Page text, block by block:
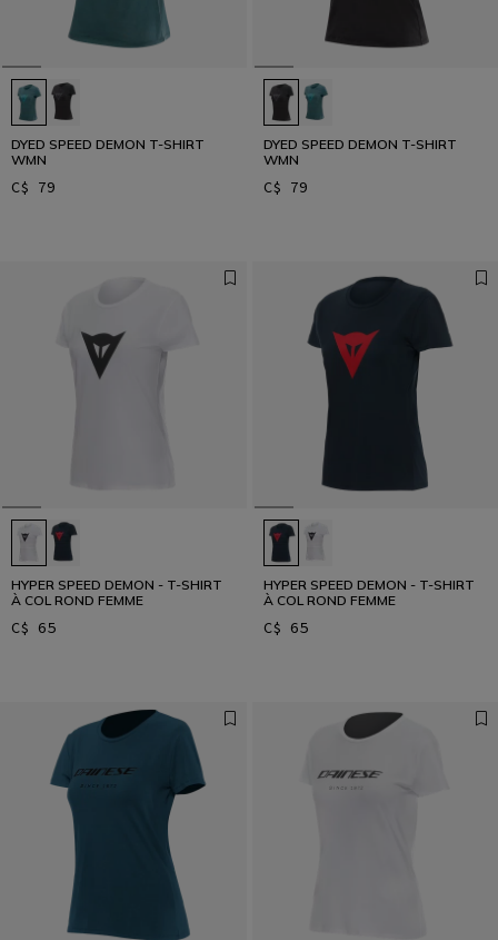
DYED SPEED DEMON T-SHIRT
WMN
C$ 79
DYED SPEED DEMON T-SHIRT
WMN
C$ 79
HYPER SPEED DEMON - T-SHIRT
À COL ROND FEMME
C$ 65
HYPER SPEED DEMON - T-SHIRT
À COL ROND FEMME
C$ 65